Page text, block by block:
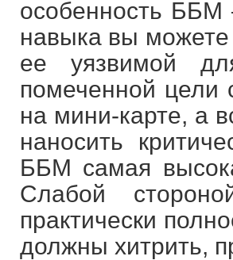
особенность
навыка вы можете
ее уязвимой
помеченной цели
на мини-карте, а
наносить
ББМ самая
Слабой
практически
должны хитрить,